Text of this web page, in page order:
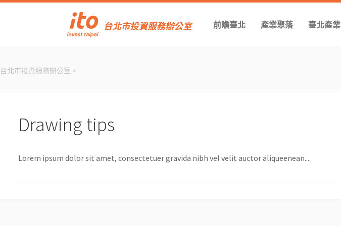
前瞻臺北 產業聚落 臺北產業
台北市投資服務辦公室 >
Drawing tips
Lorem ipsum dolor sit amet, consectetuer gravida nibh vel velit auctor aliqueenean....